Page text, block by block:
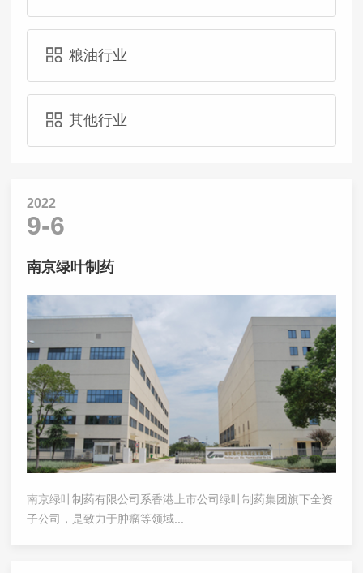
粮油行业
其他行业
2022
9-6
南京绿叶制药
南京绿叶制药有限公司系香港上市公司绿叶制药集团旗下全资
子公司，是致力于肿瘤等领域...